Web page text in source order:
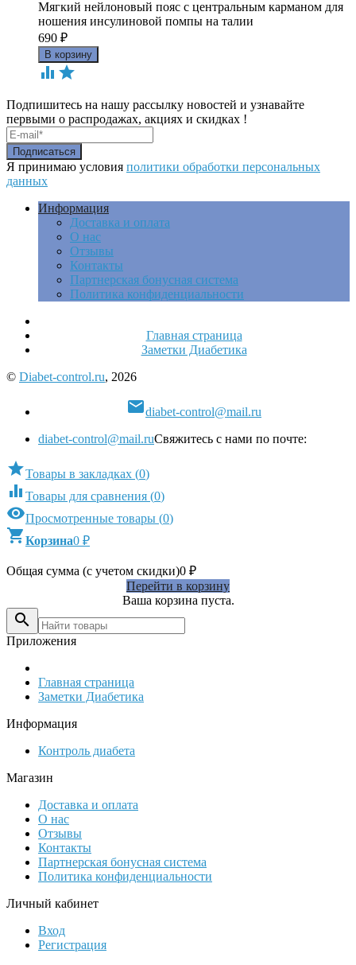
Мягкий нейлоновый пояс c центральным карманом для
ношения инсулиновой помпы на талии
690 ₽
 
Подпишитесь на нашу рассылку новостей и узнавайте
первыми о распродажах, акциях и скидках !
Я принимаю условия политики обработки персональных
данных
Информация
Доставка и оплата
О нас
Отзывы
Контакты
Партнерская бонусная система
Политика конфиденциальности
Главная страница
Заметки Диабетика
© Diabet-control.ru, 2026
diabet-control@mail.ru
diabet-control@mail.ruСвяжитесь с нами по почте:
Товары в закладках (0)
 Товары для сравнения (0)
Просмотренные товары (0)
Корзина0 ₽
Общая сумма (с учетом скидки)0 ₽
Перейти в корзину
Ваша корзина пуста.

Приложения
Главная страница
Заметки Диабетика
Информация
Контроль диабета
Магазин
Доставка и оплата
О нас
Отзывы
Контакты
Партнерская бонусная система
Политика конфиденциальности
Личный кабинет
Вход
Регистрация